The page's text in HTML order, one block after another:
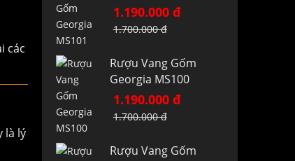
các
là lý
1.190.000 đ
1.700.000 đ
Rượu Vang Gốm
Georgia MS100
1.190.000 đ
1.700.000 đ
Rượu Vang Gốm